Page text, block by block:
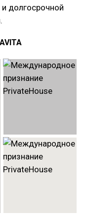
долгосрочной